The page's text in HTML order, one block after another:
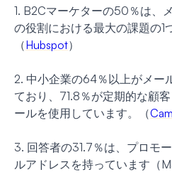
1. B2Cマーケターの50％は、
の役割における最大の課題の1
（Hubspot）
2. 中小企業の64％以上がメー
ており、71.8％が定期的な顧
ールを使用しています。（
3. 回答者の31.7％は、プロモ
ルアドレスを持っています（